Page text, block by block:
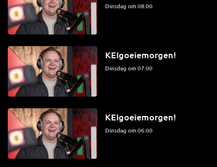
dinsdag om 08:00
KEIgoeiemorgen!
dinsdag om 07:00
KEIgoeiemorgen!
dinsdag om 06:00